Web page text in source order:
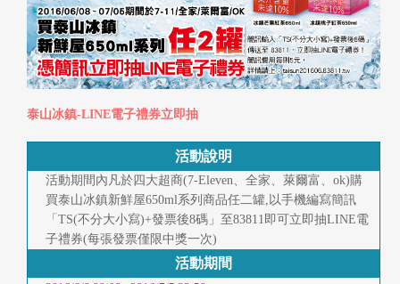
泰山冰鎮-LINE電子禮券立即抽
活動說明
活動期間內凡於四大超商(7-Eleven、全家、萊爾富、ok)購
買泰山冰鎮新鮮屋650ml系列商品任二罐,以手機編寫簡訊
「TS(不分大小寫)+發票後8碼」至83811即可立即抽LINE電
子禮券(每張發票僅限中獎一次)
活動期間